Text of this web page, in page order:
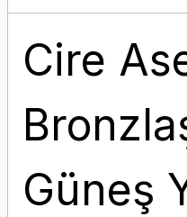
Cire
Güneş